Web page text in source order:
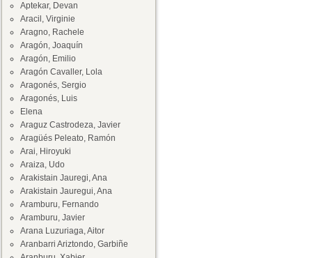
Aptekar, Devan
Aracil, Virginie
Aragno, Rachele
Aragón, Joaquín
Aragón, Emilio
Aragón Cavaller, Lola
Aragonés, Sergio
Aragonés, Luis
Elena
Araguz Castrodeza, Javier
Aragüés Peleato, Ramón
Arai, Hiroyuki
Araiza, Udo
Arakistain Jauregi, Ana
Arakistain Jauregui, Ana
Aramburu, Fernando
Aramburu, Javier
Arana Luzuriaga, Aitor
Aranbarri Ariztondo, Garbiñe